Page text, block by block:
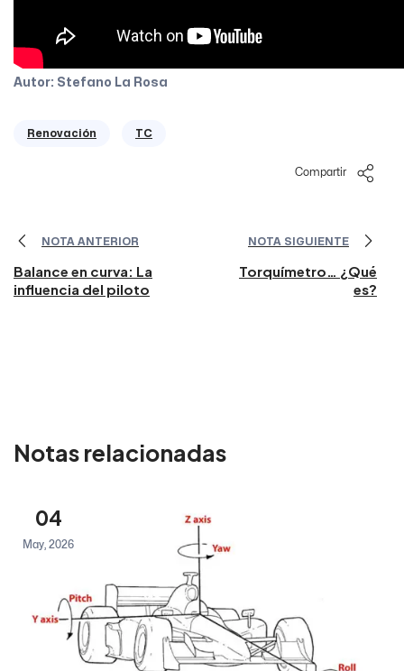
Autor: Stefano La Rosa
Renovación TC
Compartir
NOTA ANTERIOR
Balance en curva: La
influencia del piloto
NOTA SIGUIENTE
Torquímetro… ¿Qué
es?
Notas relacionadas
04
May, 2026